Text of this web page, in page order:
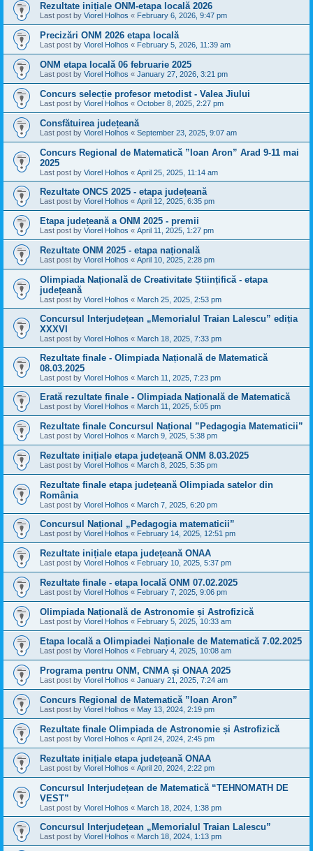
Rezultate inițiale ONM-etapa locală 2026
Last post by Viorel Holhos « February 6, 2026, 9:47 pm
Precizări ONM 2026 etapa locală
Last post by Viorel Holhos « February 5, 2026, 11:39 am
ONM etapa locală 06 februarie 2025
Last post by Viorel Holhos « January 27, 2026, 3:21 pm
Concurs selecție profesor metodist - Valea Jiului
Last post by Viorel Holhos « October 8, 2025, 2:27 pm
Consfătuirea județeană
Last post by Viorel Holhos « September 23, 2025, 9:07 am
Concurs Regional de Matematică ”Ioan Aron” Arad 9-11 mai
2025
Last post by Viorel Holhos « April 25, 2025, 11:14 am
Rezultate ONCS 2025 - etapa județeană
Last post by Viorel Holhos « April 12, 2025, 6:35 pm
Etapa județeană a ONM 2025 - premii
Last post by Viorel Holhos « April 11, 2025, 1:27 pm
Rezultate ONM 2025 - etapa națională
Last post by Viorel Holhos « April 10, 2025, 2:28 pm
Olimpiada Națională de Creativitate Științifică - etapa
județeană
Last post by Viorel Holhos « March 25, 2025, 2:53 pm
Concursul Interjudețean „Memorialul Traian Lalescu” ediția
XXXVI
Last post by Viorel Holhos « March 18, 2025, 7:33 pm
Rezultate finale - Olimpiada Națională de Matematică
08.03.2025
Last post by Viorel Holhos « March 11, 2025, 7:23 pm
Erată rezultate finale - Olimpiada Națională de Matematică
Last post by Viorel Holhos « March 11, 2025, 5:05 pm
Rezultate finale Concursul Național ”Pedagogia Matematicii”
Last post by Viorel Holhos « March 9, 2025, 5:38 pm
Rezultate inițiale etapa județeană ONM 8.03.2025
Last post by Viorel Holhos « March 8, 2025, 5:35 pm
Rezultate finale etapa județeană Olimpiada satelor din
România
Last post by Viorel Holhos « March 7, 2025, 6:20 pm
Concursul Național „Pedagogia matematicii”
Last post by Viorel Holhos « February 14, 2025, 12:51 pm
Rezultate inițiale etapa județeană ONAA
Last post by Viorel Holhos « February 10, 2025, 5:37 pm
Rezultate finale - etapa locală ONM 07.02.2025
Last post by Viorel Holhos « February 7, 2025, 9:06 pm
Olimpiada Națională de Astronomie și Astrofizică
Last post by Viorel Holhos « February 5, 2025, 10:33 am
Etapa locală a Olimpiadei Naționale de Matematică 7.02.2025
Last post by Viorel Holhos « February 4, 2025, 10:08 am
Programa pentru ONM, CNMA și ONAA 2025
Last post by Viorel Holhos « January 21, 2025, 7:24 am
Concurs Regional de Matematică ”Ioan Aron”
Last post by Viorel Holhos « May 13, 2024, 2:19 pm
Rezultate finale Olimpiada de Astronomie și Astrofizică
Last post by Viorel Holhos « April 24, 2024, 2:45 pm
Rezultate inițiale etapa județeană ONAA
Last post by Viorel Holhos « April 20, 2024, 2:22 pm
Concursul Interjudețean de Matematică “TEHNOMATH DE
VEST”
Last post by Viorel Holhos « March 18, 2024, 1:38 pm
Concursul Interjudețean „Memorialul Traian Lalescu”
Last post by Viorel Holhos « March 18, 2024, 1:13 pm